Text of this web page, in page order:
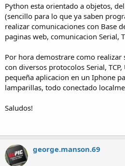
Python esta orientado a objetos,
(sencillo para lo que ya saben
realizar comunicaciones con Base
paginas web, comunicacion Serial,
Por hora demostrare como realizar
con diversos protocolos Serial, TCP,
pequeña aplicacion en un Iphone
lamparillas, todo conectado
Saludos!
george.manson.69